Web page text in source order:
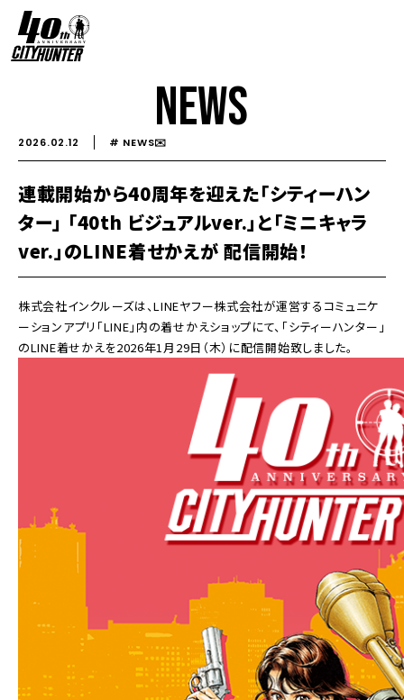
NEWS
2026.02.12 # NEWS✉️️
連載開始から40周年を迎えた「シティーハン
ター」 「40th ビジュアルver.」と「ミニキャラ
ver.」のLINE着せかえが 配信開始！
株式会社インクルーズは、LINEヤフー株式会社が運営するコミュニケ
ーションアプリ「LINE」内の着せかえショップにて、「シティーハンター」
のLINE着せかえを2026年1月29日（木）に配信開始致しました。